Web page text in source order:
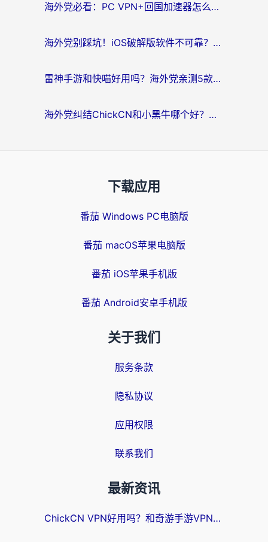
海外党必看：PC VPN+回国加速器怎么选？无缝访问国内资源全攻略
海外党别踩坑！iOS破解版软件不可靠？教你选对回国加速器无缝看国内资源
雷神手游和快喵好用吗？海外党亲测5款回国加速器，附斧牛Bling对比+微信视频号解决办法
海外党纠结ChickCN和小黑牛哪个好？一篇帮你选对回国加速器的实用指南
下载应用
番茄 Windows PC电脑版
番茄 macOS苹果电脑版
番茄 iOS苹果手机版
番茄 Android安卓手机版
关于我们
服务条款
隐私协议
应用权限
联系我们
最新资讯
ChickCN VPN好用吗？和奇游手游VPN对比哪个回国效果更好？海外党亲测实用指南